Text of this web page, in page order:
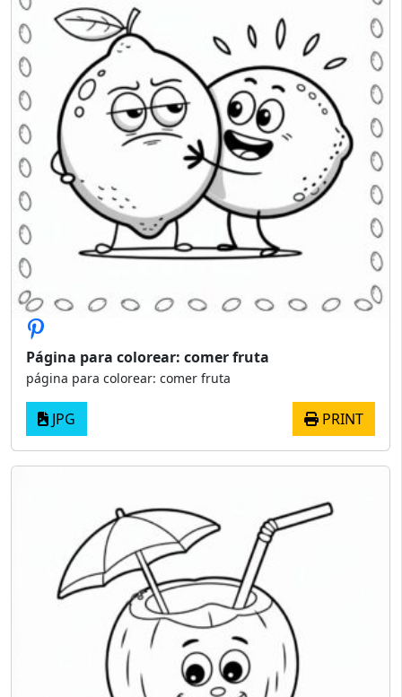
Página para colorear: comer fruta
página para colorear: comer fruta
JPG PRINT